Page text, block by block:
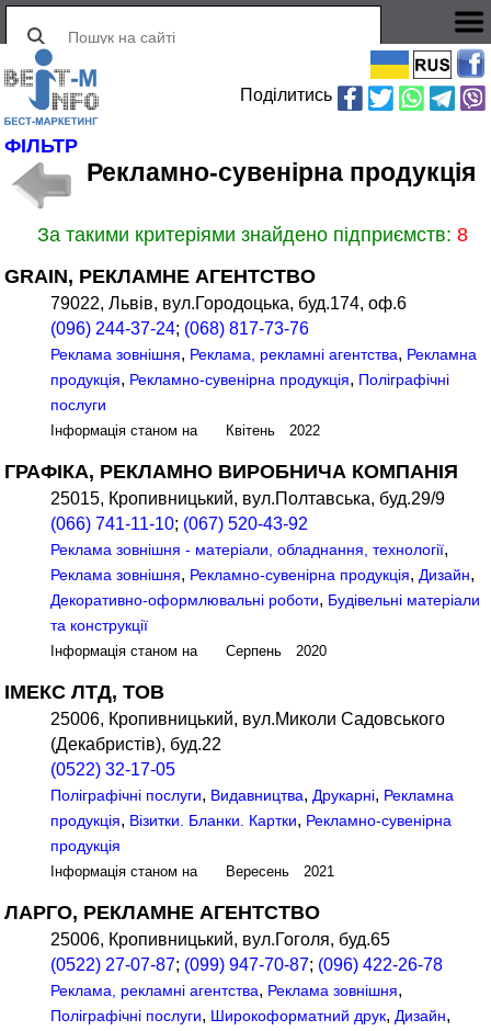
Поділитись
ФІЛЬТР
Рекламно-сувенірна продукція
За такими критеріями знайдено підприємств:8
GRAIN, РЕКЛАМНЕ АГЕНТСТВО
79022, Львів, вул.Городоцька, буд.174, оф.6
(096) 244-37-24; (068) 817-73-76
Реклама зовнішня, Реклама, рекламні агентства, Рекламна
продукція, Рекламно-сувенірна продукція, Поліграфічні
послуги
Інформація станом на Квітень 2022
ГРАФІКА, РЕКЛАМНО ВИРОБНИЧА КОМПАНІЯ
25015, Кропивницький, вул.Полтавська, буд.29/9
(066) 741-11-10; (067) 520-43-92
Реклама зовнішня - матеріали, обладнання, технології,
Реклама зовнішня, Рекламно-сувенірна продукція, Дизайн,
Декоративно-оформлювальні роботи, Будівельні матеріали
та конструкції
Інформація станом на Серпень 2020
ІМЕКС ЛТД, ТОВ
25006, Кропивницький, вул.Миколи Садовського
(Декабристів), буд.22
(0522) 32-17-05
Поліграфічні послуги, Видавництва, Друкарні, Рекламна
продукція, Візитки. Бланки. Картки, Рекламно-сувенірна
продукція
Інформація станом на Вересень 2021
ЛАРГО, РЕКЛАМНЕ АГЕНТСТВО
25006, Кропивницький, вул.Гоголя, буд.65
(0522) 27-07-87; (099) 947-70-87; (096) 422-26-78
Реклама, рекламні агентства, Реклама зовнішня,
Поліграфічні послуги, Широкоформатний друк, Дизайн,